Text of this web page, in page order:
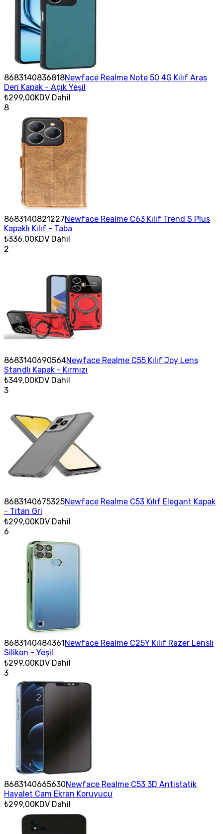
8683140836818Newface Realme Note 50 4G Kılıf Aras
Deri Kapak - Açık Yeşil
₺299,00KDV Dahil
8
8683140821227Newface Realme C63 Kılıf Trend S Plus
Kapaklı Kılıf - Taba
₺336,00KDV Dahil
2
8683140690564Newface Realme C55 Kılıf Joy Lens
Standlı Kapak - Kırmızı
₺349,00KDV Dahil
3
8683140675325Newface Realme C53 Kılıf Elegant Kapak
- Titan Gri
₺299,00KDV Dahil
6
8683140484361Newface Realme C25Y Kılıf Razer Lensli
Silikon - Yeşil
₺299,00KDV Dahil
3
8683140665630Newface Realme C53 3D Antistatik
Hayalet Cam Ekran Koruyucu
₺299,00KDV Dahil